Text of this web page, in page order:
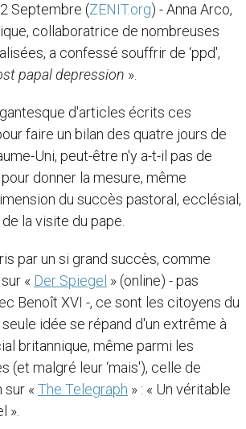
Septembre (ZENIT.org) - Anna Arco,
collaboratrice de nombreuses
a confessé souffrir de ‘ppd',
papal depression ».
d'articles écrits ces
faire un bilan des quatre jours de
Uni, peut-être n'y a-t-il pas de
donner la mesure, même
du succès pastoral, ecclésial,
la visite du pape.
par un si grand succès, comme
« Der Spiegel » (online) - pas
Benoît XVI -, ce sont les citoyens du
seule idée se répand d'un extrême à
britannique, même parmi les
(et malgré leur ‘mais'), celle de
sur « The Telegraph » : « Un véritable
».